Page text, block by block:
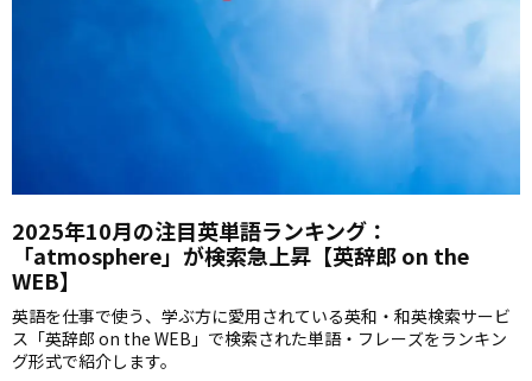
2025年10月の注目英単語ランキング：
「atmosphere」が検索急上昇【英辞郎 on the
WEB】
英語を仕事で使う、学ぶ方に愛用されている英和・和英検索サービ
ス「英辞郎 on the WEB」で検索された単語・フレーズをランキン
グ形式で紹介します。